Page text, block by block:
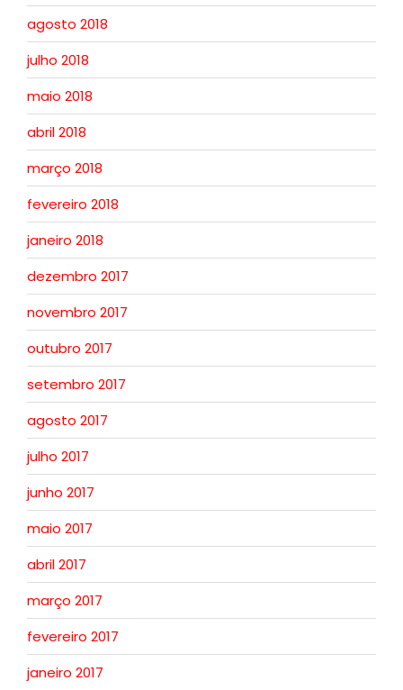
agosto 2018
julho 2018
maio 2018
abril 2018
março 2018
fevereiro 2018
janeiro 2018
dezembro 2017
novembro 2017
outubro 2017
setembro 2017
agosto 2017
julho 2017
junho 2017
maio 2017
abril 2017
março 2017
fevereiro 2017
janeiro 2017